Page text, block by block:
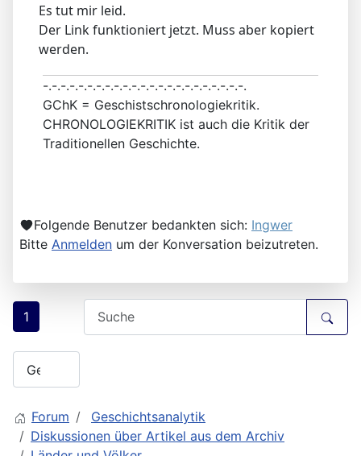
Es tut mir leid.
Der Link funktioniert jetzt. Muss aber kopiert
werden.
-.-.-.-.-.-.-.-.-.-.-.-.-.-.-.-.-.-.-.-.-.-.-.
GChK = Geschistschronologiekritik.
CHRONOLOGIEKRITIK ist auch die Kritik der
Traditionellen Geschichte.
Folgende Benutzer bedankten sich: Ingwer
Bitte Anmelden um der Konversation beizutreten.
1
Forum
Geschichtsanalytik
Diskussionen über Artikel aus dem Archiv